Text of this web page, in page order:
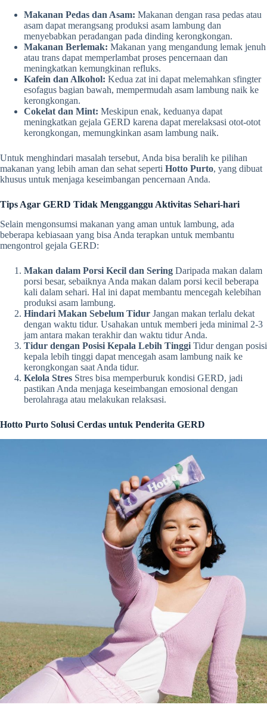
Makanan Pedas dan Asam: Makanan dengan rasa pedas atau
asam dapat merangsang produksi asam lambung dan
menyebabkan peradangan pada dinding kerongkongan.
Makanan Berlemak: Makanan yang mengandung lemak jenuh
atau trans dapat memperlambat proses pencernaan dan
meningkatkan kemungkinan refluks.
Kafein dan Alkohol: Kedua zat ini dapat melemahkan sfingter
esofagus bagian bawah, mempermudah asam lambung naik ke
kerongkongan.
Cokelat dan Mint: Meskipun enak, keduanya dapat
meningkatkan gejala GERD karena dapat merelaksasi otot-otot
kerongkongan, memungkinkan asam lambung naik.
Untuk menghindari masalah tersebut, Anda bisa beralih ke pilihan
makanan yang lebih aman dan sehat seperti Hotto Purto, yang dibuat
khusus untuk menjaga keseimbangan pencernaan Anda.
Tips Agar GERD Tidak Mengganggu Aktivitas Sehari-hari
Selain mengonsumsi makanan yang aman untuk lambung, ada
beberapa kebiasaan yang bisa Anda terapkan untuk membantu
mengontrol gejala GERD:
Makan dalam Porsi Kecil dan Sering Daripada makan dalam
porsi besar, sebaiknya Anda makan dalam porsi kecil beberapa
kali dalam sehari. Hal ini dapat membantu mencegah kelebihan
produksi asam lambung.
Hindari Makan Sebelum Tidur Jangan makan terlalu dekat
dengan waktu tidur. Usahakan untuk memberi jeda minimal 2-3
jam antara makan terakhir dan waktu tidur Anda.
Tidur dengan Posisi Kepala Lebih Tinggi Tidur dengan posisi
kepala lebih tinggi dapat mencegah asam lambung naik ke
kerongkongan saat Anda tidur.
Kelola Stres Stres bisa memperburuk kondisi GERD, jadi
pastikan Anda menjaga keseimbangan emosional dengan
berolahraga atau melakukan relaksasi.
Hotto Purto Solusi Cerdas untuk Penderita GERD